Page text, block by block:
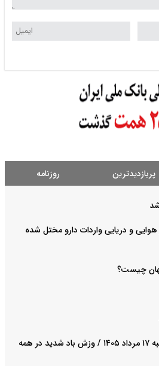
پربازدیدترین روزنامه
مسیر هوایی و دریایی واردات دارو مختل شده
چیست؟
وضعیت هوای کشور امروز شنبه ۱۷ مرداد ۱۴۰۵ / وزش باد شدید در همه